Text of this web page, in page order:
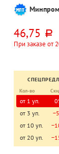
46,75 руб.
При заказе от
Кол-во
от 1 уп.
от 3 уп.
от 10 уп.
от 20 уп.